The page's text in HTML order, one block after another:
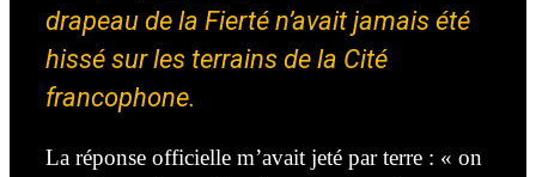
drapeau de la Fierté n’avait jamais été
hissé sur les terrains de la Cité
francophone.
La réponse officielle m’avait jeté par terre : « on